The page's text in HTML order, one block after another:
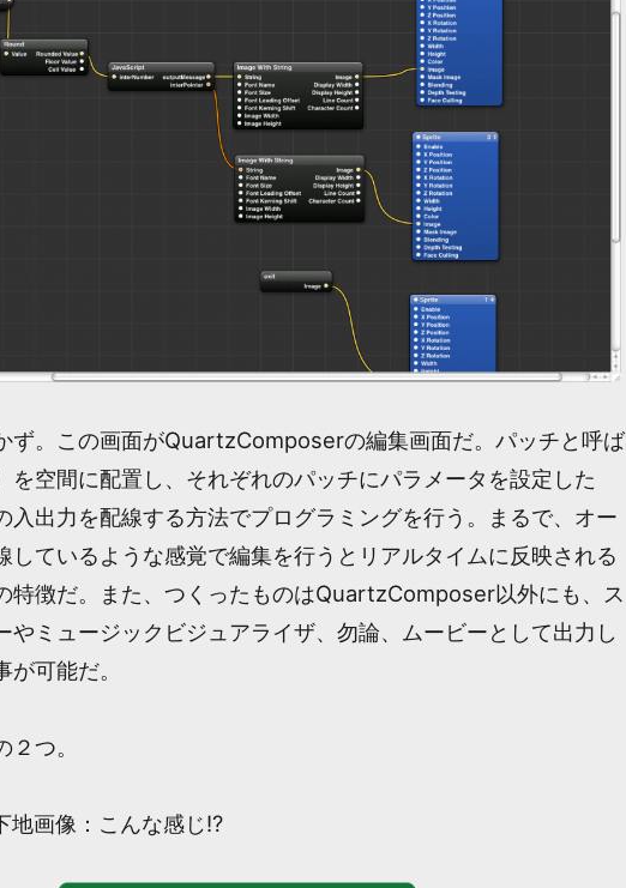
ず。この画面がQuartzComposerの編集画面だ。パッチと呼ば
を空間に配置し、それぞれのパッチにパラメータを設定した
入出力を配線する方法でプログラミングを行う。まるで、オー
しているような感覚で編集を行うとリアルタイムに反映される
特徴だ。また、つくったものはQuartzComposer以外にも、ス
やミュージックビジュアライザ、勿論、ムービーとして出力し
可能だ。
つ。
地画像：こんな感じ!?